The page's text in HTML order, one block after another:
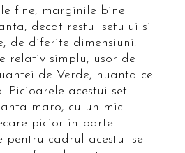
fine, marginile bine
decat restul setului si
de diferite dimensiuni.
relativ simplu, usor de
de Verde, nuanta ce
Picioarele acestui set
maro, cu un mic
picior in parte.
pentru cadrul acestui set